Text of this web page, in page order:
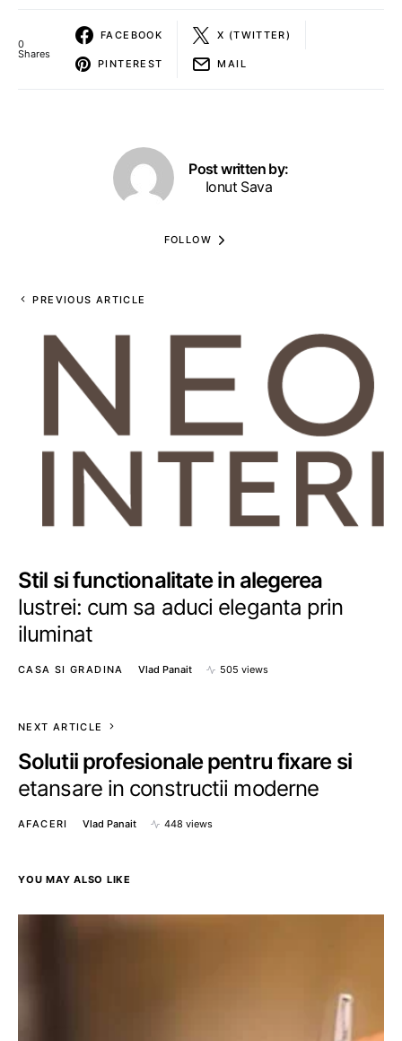
0
Shares
FACEBOOK X (TWITTER)
PINTEREST MAIL
Post written by:
Ionut Sava
FOLLOW
PREVIOUS ARTICLE
Stil si functionalitate in alegerea
lustrei: cum sa aduci eleganta prin
iluminat
CASA SI GRADINA Vlad Panait 505 views
NEXT ARTICLE
Solutii profesionale pentru fixare si
etansare in constructii moderne
AFACERI Vlad Panait 448 views
YOU MAY ALSO LIKE